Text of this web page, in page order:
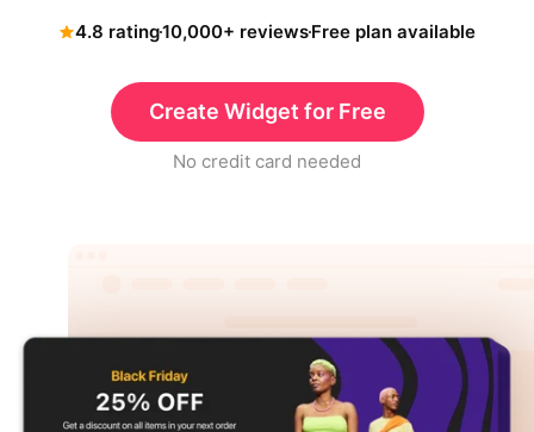
4.8 rating10,000+ reviewsFree plan available
Create Widget for Free
No credit card needed